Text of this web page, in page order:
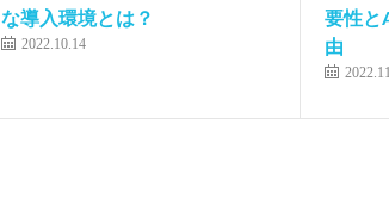
な導入環境とは？
2022.10.14
要性と
由